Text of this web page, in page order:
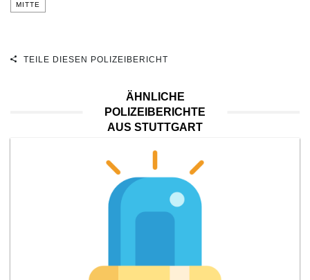
MITTE
TEILE DIESEN POLIZEIBERICHT
ÄHNLICHE
POLIZEIBERICHTE
AUS STUTTGART